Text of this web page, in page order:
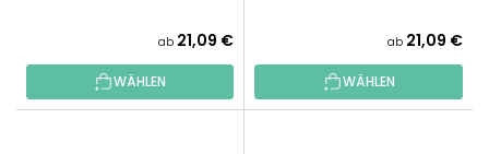
ab 21,09 €
WÄHLEN
ab 21,09 €
WÄHLEN